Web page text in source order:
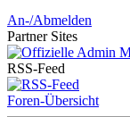
An-/Abmelden
Partner Sites
RSS-Feed
Foren-Übersicht